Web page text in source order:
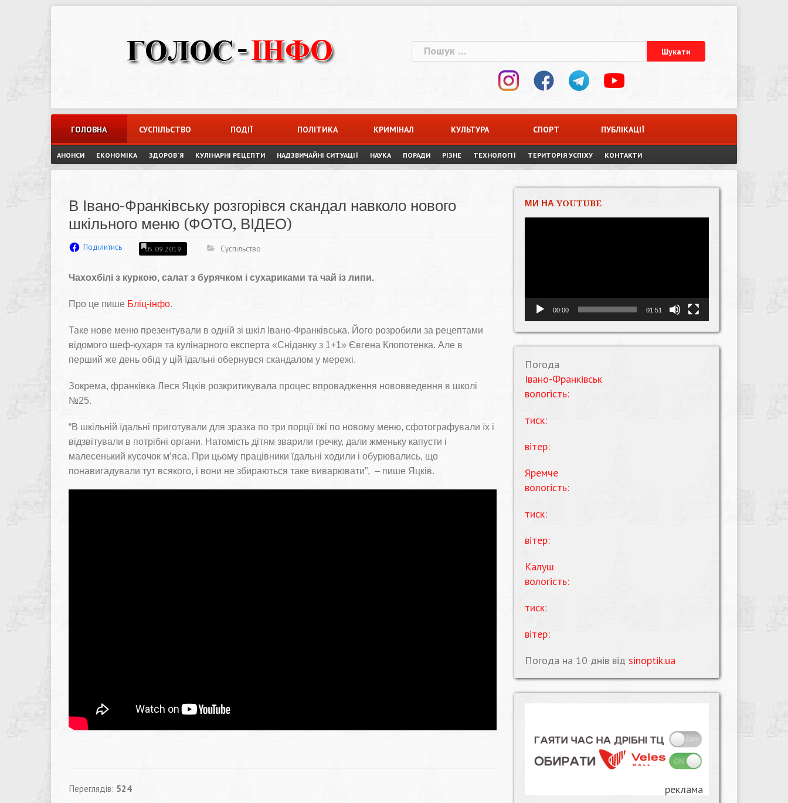
Пошук:
ГОЛОВНА СУСПІЛЬСТВО ПОДІЇ ПОЛІТИКА КРИМІНАЛ КУЛЬТУРА СПОРТ ПУБЛІКАЦІЇ
АНОНСИ ЕКОНОМІКА ЗДОРОВ`Я КУЛІНАРНІ РЕЦЕПТИ НАДЗВИЧАЙНІ СИТУАЦІЇ НАУКА ПОРАДИ РІЗНЕ ТЕХНОЛОГІЇ ТЕРИТОРІЯ УСПІХУ КОНТАКТИ
В Івано-Франківську розгорівся скандал навколо нового
шкільного меню (ФОТО, ВІДЕО)
Поділитись 05.09.2019 Суспільство
Чахохбілі з куркою, салат з бурячком і сухариками та чай із липи.
Про це пише Бліц-інфо.
Таке нове меню презентували в одній зі шкіл Івано-Франківська. Його розробили за рецептами
відомого шеф-кухаря та кулінарного експерта «Сніданку з 1+1» Євгена Клопотенка. Але в
перший же день обід у цій їдальні обернувся скандалом у мережі.
Зокрема, франківка Леся Яцків розкритикувала процес впровадження нововведення в школі
№25.
“В шкільній їдальні приготували для зразка по три порції їжі по новому меню, сфотографували їх і
відзвітували в потрібні органи. Натомість дітям зварили гречку, дали жменьку капусти і
малесенький кусочок м’яса. При цьому працівники їдальні ходили і обурювались, що
понавигадували тут всякого, і вони не збираються таке виварювати”, – пише Яцків.
Переглядів: 524
МИ НА YOUTUBE
00:00 01:51
Погода
Івано-Франківськ
вологість:
тиск:
вітер:
Яремче
вологість:
тиск:
вітер:
Калуш
вологість:
тиск:
вітер:
Погода на 10 днів від sinoptik.ua